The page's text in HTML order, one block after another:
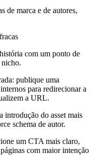
de marca e de autores,
com um ponto de
nicho.
publique uma
para redirecionar a
a URL.
introdução do asset mais
schema de autor.
um CTA mais claro,
com maior intenção